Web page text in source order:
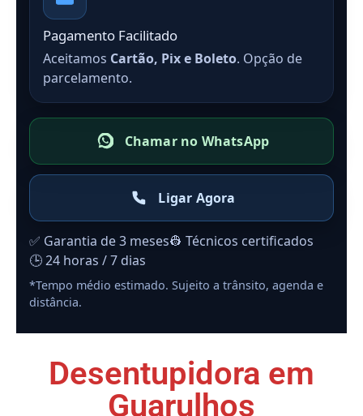
Pagamento Facilitado
Aceitamos Cartão, Pix e Boleto. Opção de
parcelamento.
Chamar no WhatsApp
Ligar Agora
✅ Garantia de 3 meses👷 Técnicos certificados
🕒 24 horas / 7 dias
*Tempo médio estimado. Sujeito a trânsito, agenda e
distância.
Desentupidora em
Guarulhos